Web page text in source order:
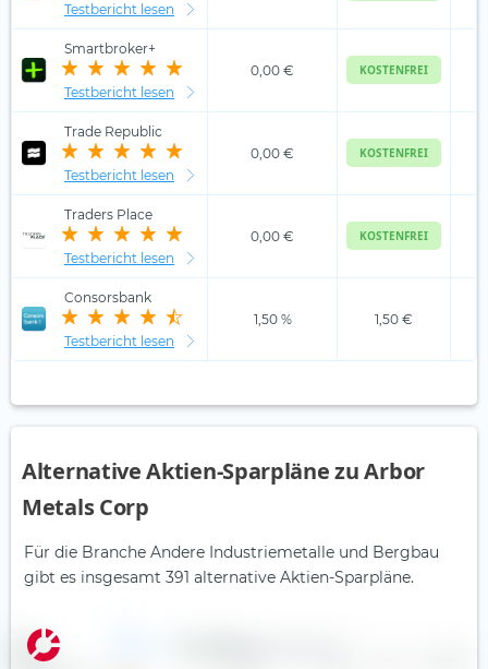
Testbericht lesen
Smartbroker+
Testbericht lesen
0,00 € KOSTENFREI
Trade Republic
Testbericht lesen
0,00 € KOSTENFREI
Traders Place
Testbericht lesen
0,00 € KOSTENFREI
Consorsbank
Testbericht lesen
1,50 % 1,50 €
Alternative Aktien-Sparpläne zu Arbor
Metals Corp
Für die Branche Andere Industriemetalle und Bergbau
gibt es insgesamt 391 alternative Aktien-Sparpläne.